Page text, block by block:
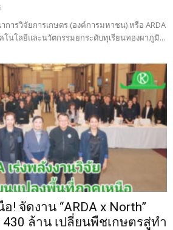
ารวิจัยการเกษตร (องค์การมหาชน) หรือ ARDA
โนโลยีและนวัตกรรมยกระดับทุเรียนทองผาภูมิ...
! จัดงาน “ARDA x North”
430 ล้าน เปลี่ยนพืชเกษตรสู่ทำ